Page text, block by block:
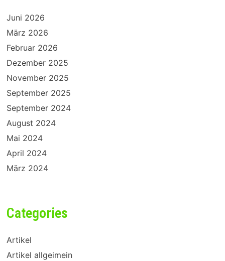
Juni 2026
März 2026
Februar 2026
Dezember 2025
November 2025
September 2025
September 2024
August 2024
Mai 2024
April 2024
März 2024
Categories
Artikel
Artikel allgeimein